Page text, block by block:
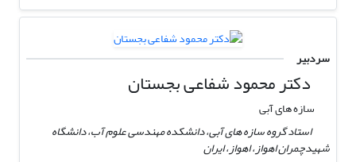
سردبیر
دکتر محمود شفاعی بجستان
سازه های آبی
استاد گروه سازه های آبی، دانشکده مهندسی علوم آب، دانشگاه
شهیدچمران اهواز، اهواز، ایران